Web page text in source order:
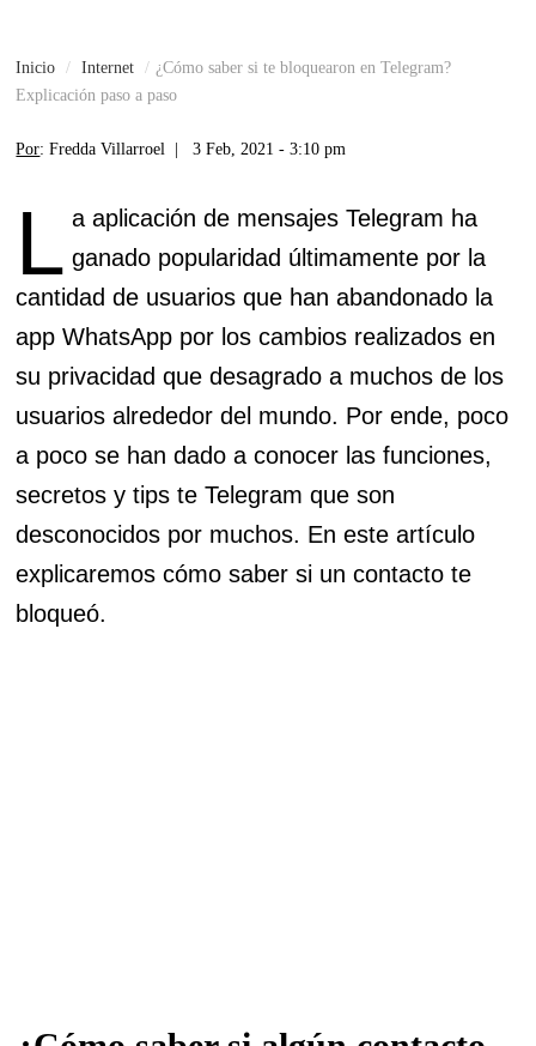
Inicio Internet
¿Cómo saber si te bloquearon en Telegram?
Explicación paso a paso
Por: Fredda Villarroel | 3 Feb, 2021 - 3:10 pm
L a aplicación de mensajes Telegram ha
ganado popularidad últimamente por la
cantidad de usuarios que han abandonado la
app WhatsApp por los cambios realizados en
su privacidad que desagrado a muchos de los
usuarios alrededor del mundo. Por ende, poco
a poco se han dado a conocer las funciones,
secretos y tips te Telegram que son
desconocidos por muchos. En este artículo
explicaremos cómo saber si un contacto te
bloqueó.